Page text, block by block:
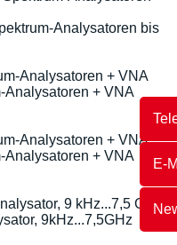
E-
Analysatoren bis
Analysatoren + VNA
Analysatoren + VNA
9kHz...7,5GHz